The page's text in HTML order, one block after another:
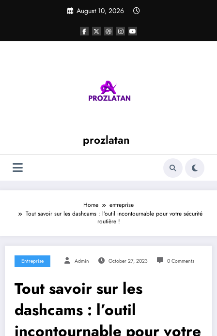
August 10, 2026
prozlatan
Home
entreprise
Tout savoir sur les dashcams : l’outil incontournable pour votre sécurité
routière !
Entreprise Admin October 27, 2023 0 Comments
Tout savoir sur les
dashcams : l’outil
incontournable pour votre